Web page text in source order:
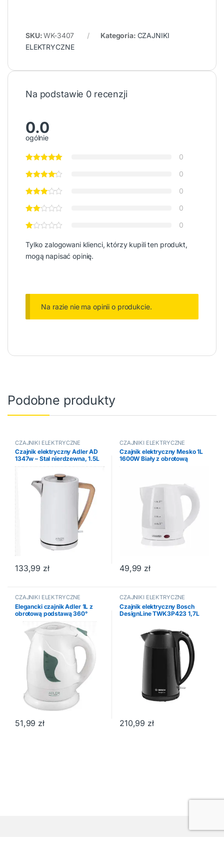
SKU:WK-3407 Kategoria: CZAJNIKI
ELEKTRYCZNE
Na podstawie 0 recenzji
0.0
ogólnie
0
0
0
0
0
Tylko zalogowani klienci, którzy kupili ten produkt,
mogą napisać opinię.
Na razie nie ma opinii o produkcie.
Podobne produkty
CZAJNIKI ELEKTRYCZNE
Czajnik elektryczny Adler AD
1347w – Stal nierdzewna, 1.5L
133,99 zł
CZAJNIKI ELEKTRYCZNE
Czajnik elektryczny Mesko 1L
1600W Biały z obrotową
49,99 zł
CZAJNIKI ELEKTRYCZNE
Elegancki czajnik Adler 1L z
obrotową podstawą 360°
51,99 zł
CZAJNIKI ELEKTRYCZNE
Czajnik elektryczny Bosch
DesignLine TWK3P423 1,7L
210,99 zł